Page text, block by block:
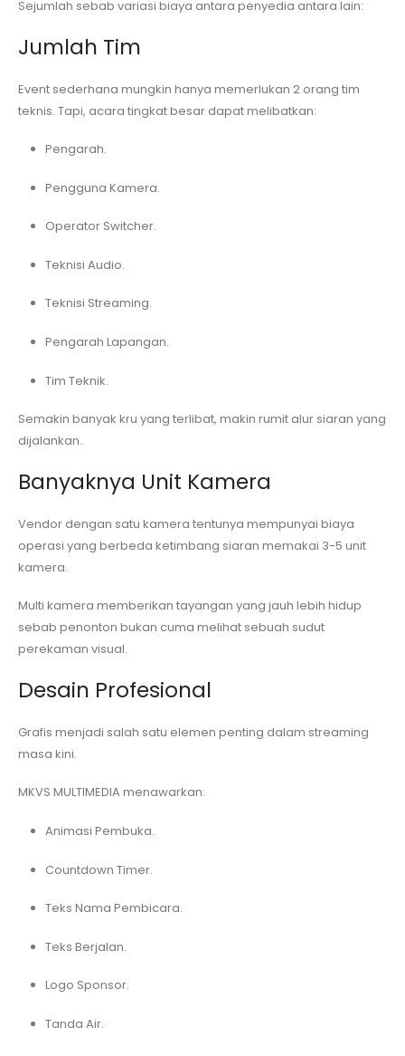
Sejumlah sebab variasi biaya antara penyedia antara lain:
Jumlah Tim
Event sederhana mungkin hanya memerlukan 2 orang tim
teknis. Tapi, acara tingkat besar dapat melibatkan:
Pengarah.
Pengguna Kamera.
Operator Switcher.
Teknisi Audio.
Teknisi Streaming.
Pengarah Lapangan.
Tim Teknik.
Semakin banyak kru yang terlibat, makin rumit alur siaran yang
dijalankan.
Banyaknya Unit Kamera
Vendor dengan satu kamera tentunya mempunyai biaya
operasi yang berbeda ketimbang siaran memakai 3-5 unit
kamera.
Multi kamera memberikan tayangan yang jauh lebih hidup
sebab penonton bukan cuma melihat sebuah sudut
perekaman visual.
Desain Profesional
Grafis menjadi salah satu elemen penting dalam streaming
masa kini.
MKVS MULTIMEDIA menawarkan:
Animasi Pembuka.
Countdown Timer.
Teks Nama Pembicara.
Teks Berjalan.
Logo Sponsor.
Tanda Air.